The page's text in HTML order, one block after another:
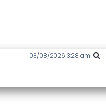
08/08/2026 3:28 am